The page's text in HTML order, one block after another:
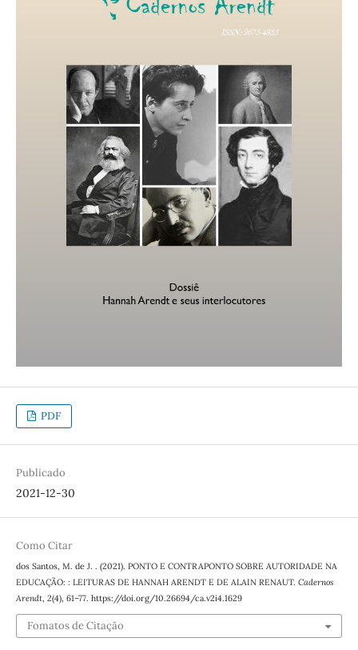
PDF
Publicado
2021-12-30
Como Citar
dos Santos, M. de J. . (2021). PONTO E CONTRAPONTO SOBRE AUTORIDADE NA
EDUCAÇÃO: : LEITURAS DE HANNAH ARENDT E DE ALAIN RENAUT. Cadernos
Arendt, 2(4), 61–77. https://doi.org/10.26694/ca.v2i4.1629
Fomatos de Citação